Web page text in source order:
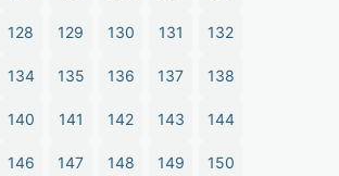
128 129 130 131 132
134 135 136 137 138
140 141 142 143 144
146 147 148 149 150